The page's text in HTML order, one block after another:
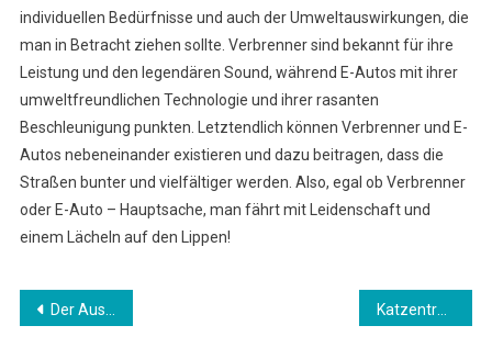
individuellen Bedürfnisse und auch der Umweltauswirkungen, die
man in Betracht ziehen sollte. Verbrenner sind bekannt für ihre
Leistung und den legendären Sound, während E-Autos mit ihrer
umweltfreundlichen Technologie und ihrer rasanten
Beschleunigung punkten. Letztendlich können Verbrenner und E-
Autos nebeneinander existieren und dazu beitragen, dass die
Straßen bunter und vielfältiger werden. Also, egal ob Verbrenner
oder E-Auto – Hauptsache, man fährt mit Leidenschaft und
einem Lächeln auf den Lippen!
Beitrags-
Der Australian Shepherd im Überblick